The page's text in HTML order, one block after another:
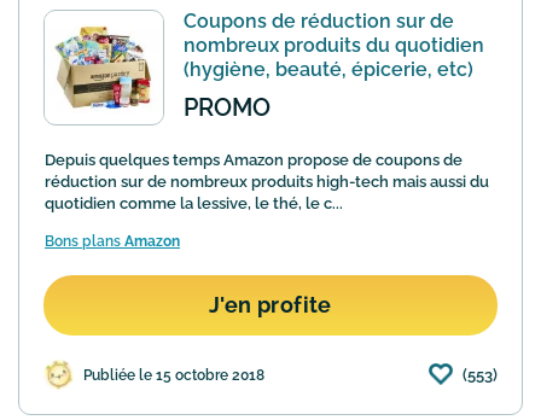
Coupons de réduction sur de
nombreux produits du quotidien
(hygiène, beauté, épicerie, etc)
PROMO
Depuis quelques temps Amazon propose de coupons de
réduction sur de nombreux produits high-tech mais aussi du
quotidien comme la lessive, le thé, le c...
Bons plans Amazon
J'en profite
Publiée le 15 octobre 2018 (553)